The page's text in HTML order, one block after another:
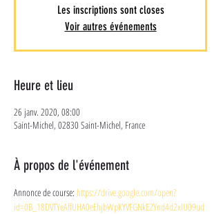
Les inscriptions sont closes
Voir autres événements
Heure et lieu
26 janv. 2020, 08:00
Saint-Michel, 02830 Saint-Michel, France
À propos de l'événement
Annonce de course: https://drive.google.com/open?
id=0B_18DVTYeAffUHA0eEhjbWpKYVFGNkE2Ynd4d2xlU09ud